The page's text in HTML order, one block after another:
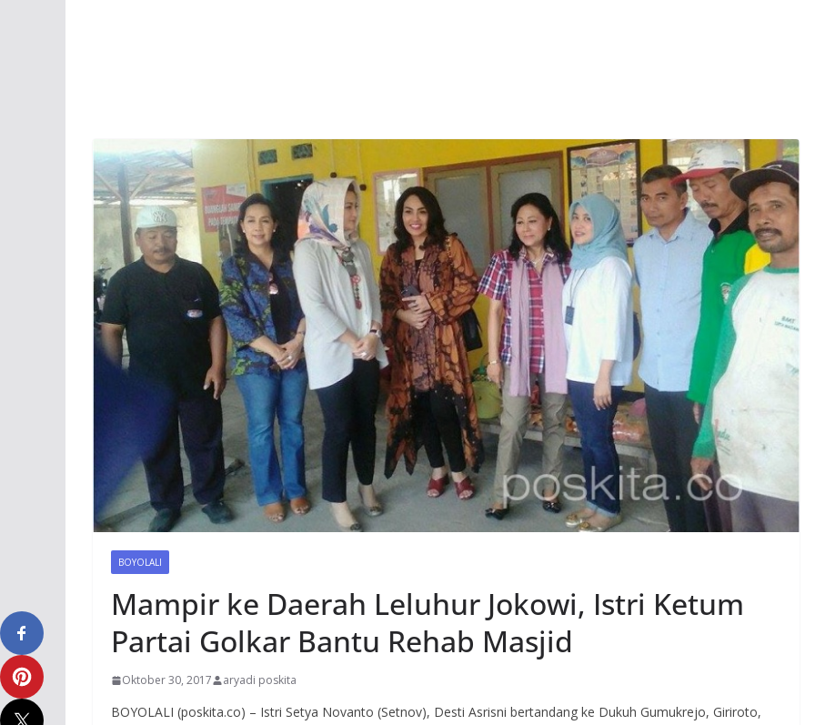
BOYOLALI
Mampir ke Daerah Leluhur Jokowi, Istri Ketum
Partai Golkar Bantu Rehab Masjid
Oktober 30, 2017 aryadi poskita
BOYOLALI (poskita.co) – Istri Setya Novanto (Setnov), Desti Asrisni bertandang ke Dukuh Gumukrejo, Giriroto,